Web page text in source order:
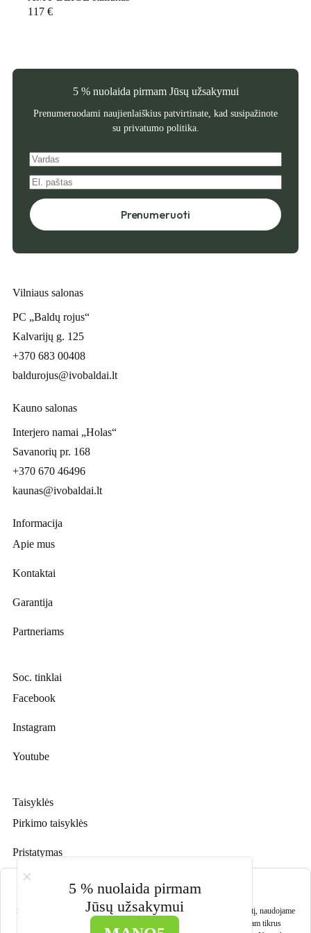
Slapukų nustatymai
Siekdami užtikrinti sklandų svetainės veikimą ir geriausią naršymo patirtį, naudojame
slapukus bei panašias technologijas. Sutikdami leisite mums rinkti tam tikrus
5 % nuolaida pirmam
Jūsų užsakymui
117 €
5 % nuolaida pirmam Jūsų užsakymui
Prenumeruodami naujienlaiškius patvirtinate, kad susipažinote
su privatumo politika.
Prenumeruoti
Vilniaus salonas
PC „Baldų rojus“
Kalvarijų g. 125
+370 683 00408
baldurojus@ivobaldai.lt
Kauno salonas
Interjero namai „Holas“
Savanorių pr. 168
+370 670 46496
kaunas@ivobaldai.lt
Informacija
Apie mus
Kontaktai
Garantija
Partneriams
Soc. tinklai
Facebook
Instagram
Youtube
Taisyklės
Pirkimo taisyklės
Pristatymas
Prekių grąžinimas
Privatumo politika